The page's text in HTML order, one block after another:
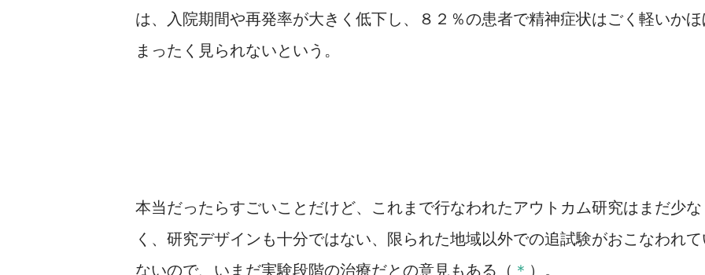
は、入院期間や再発率が大きく低下し、８２％の患者で精神症状はごく軽いか
まったく見られないという。
本当だったらすごいことだけど、これまで行なわれたアウトカム研究はまだ少な
く、研究デザインも十分ではない、限られた地域以外での追試験がおこなわれ
ないので、いまだ実験段階の治療だとの意見もある（ ＊ ）。